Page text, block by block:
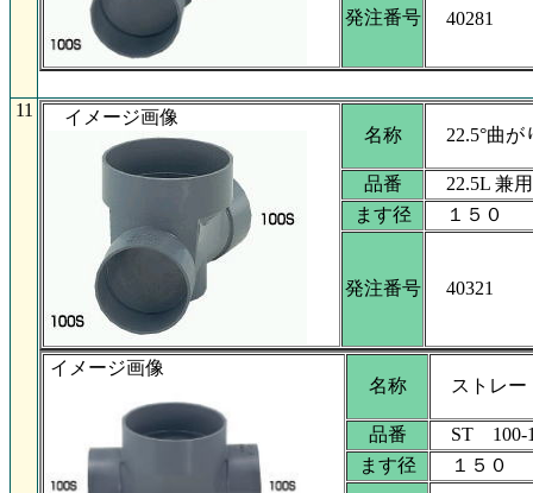
発注番号 40281
11
イメージ画像
名称
22.5°曲が
品番
22.5L 兼
ます径
１５０
発注番号 40321
イメージ画像
名称
ストレー
品番
ST 100-
ます径
１５０